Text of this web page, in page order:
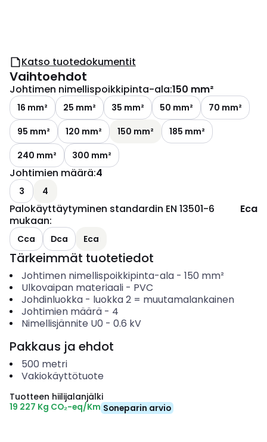
Katso tuotedokumentit
Vaihtoehdot
Johtimen nimellispoikkipinta-ala:150 mm²
16 mm² 25 mm² 35 mm² 50 mm²
70 mm²
95 mm²
120 mm² 150 mm²
185 mm²
240 mm²
300 mm²
Johtimien määrä:4
3 4
Palokäyttäytyminen standardin EN 13501-6
mukaan:
Eca
Cca Dca Eca
Tärkeimmät tuotetiedot
Johtimen nimellispoikkipinta-ala- 150 mm²
Ulkovaipan materiaali- PVC
Johdinluokka- luokka 2 = muutamalankainen
Johtimien määrä- 4
Nimellisjännite U0 - 0.6 kV
Pakkaus ja ehdot
500 metri
Vakiokäyttötuote
Tuotteen hiilijalanjälki
19 227 Kg CO₂-eq/Km Soneparin arvio